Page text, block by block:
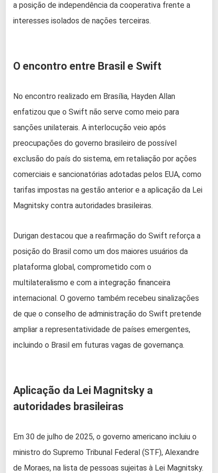
a posição de independência da cooperativa frente a
interesses isolados de nações terceiras.
O encontro entre Brasil e Swift
No encontro realizado em Brasília, Hayden Allan
enfatizou que o Swift não serve como meio para
sanções unilaterais. A interlocução veio após
preocupações do governo brasileiro de possível
exclusão do país do sistema, em retaliação por ações
comerciais e sancionatórias adotadas pelos EUA, como
tarifas impostas na gestão anterior e a aplicação da Lei
Magnitsky contra autoridades brasileiras.
Durigan destacou que a reafirmação do Swift reforça a
posição do Brasil como um dos maiores usuários da
plataforma global, comprometido com o
multilateralismo e com a integração financeira
internacional. O governo também recebeu sinalizações
de que o conselho de administração do Swift pretende
ampliar a representatividade de países emergentes,
incluindo o Brasil em futuras vagas de governança.
Aplicação da Lei Magnitsky a
autoridades brasileiras
Em 30 de julho de 2025, o governo americano incluiu o
ministro do Supremo Tribunal Federal (STF), Alexandre
de Moraes, na lista de pessoas sujeitas à Lei Magnitsky.